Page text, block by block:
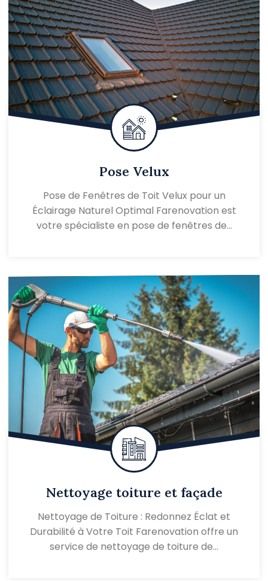
Pose Velux
Pose de Fenêtres de Toit Velux pour un
Éclairage Naturel Optimal Farenovation est
votre spécialiste en pose de fenêtres de…
Nettoyage toiture et façade
Nettoyage de Toiture : Redonnez Éclat et
Durabilité à Votre Toit Farenovation offre un
service de nettoyage de toiture de…